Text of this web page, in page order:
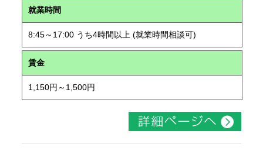
就業時間
8:45～17:00 うち4時間以上 (就業時間相談可)
賃金
1,150円～1,500円